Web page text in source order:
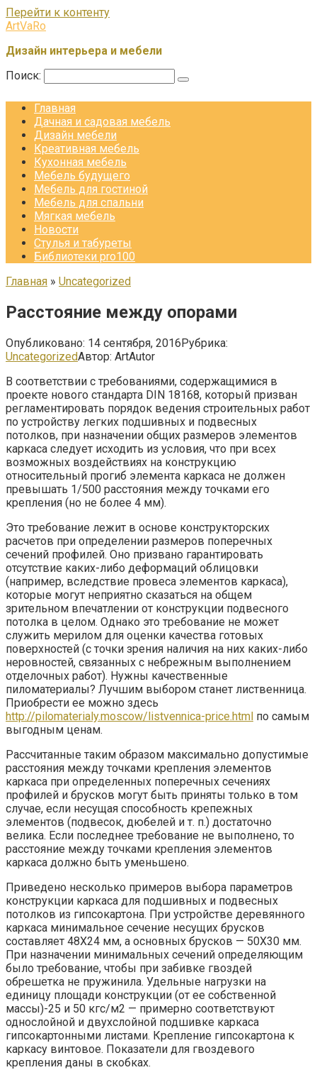
Перейти к контенту
ArtVaRo
Дизайн интерьера и мебели
Поиск:
Главная
Дачная и садовая мебель
Дизайн мебели
Креативная мебель
Кухонная мебель
Мебель будущего
Мебель для гостиной
Мебель для спальни
Мягкая мебель
Новости
Стулья и табуреты
Библиотеки pro100
Главная » Uncategorized
Расстояние между опорами
Опубликовано: 14 сентября, 2016Рубрика:
UncategorizedАвтор: ArtAutor
В соответствии с требованиями, содержащимися в
проекте нового стандарта DIN 18168, который призван
регламентировать порядок ведения строительных работ
по устройству легких подшивных и подвесных
потолков, при назначении общих размеров элементов
каркаса следует исходить из условия, что при всех
возможных воздействиях на конструкцию
относительный прогиб элемента каркаса не должен
превышать 1/500 расстояния между точками его
крепления (но не более 4 мм).
Это требование лежит в основе конструкторских
расчетов при определении размеров поперечных
сечений профилей. Оно призвано гарантировать
отсутствие каких-либо деформаций облицовки
(например, вследствие провеса элементов каркаса),
которые могут неприятно сказаться на общем
зрительном впечатлении от конструкции подвесного
потолка в целом. Однако это требование не может
служить мерилом для оценки качества готовых
поверхностей (с точки зрения наличия на них каких-либо
неровностей, связанных с небрежным выполнением
отделочных работ). Нужны качественные
пиломатериалы? Лучшим выбором станет лиственница.
Приобрести ее можно здесь
http://pilomaterialy.moscow/listvennica-price.html по самым
выгодным ценам.
Рассчитанные таким образом максимально допустимые
расстояния между точками крепления элементов
каркаса при определенных поперечных сечениях
профилей и брусков могут быть приняты только в том
случае, если несущая способность крепежных
элементов (подвесок, дюбелей и т. п.) достаточно
велика. Если последнее требование не выполнено, то
расстояние между точками крепления элементов
каркаса должно быть уменьшено.
Приведено несколько примеров выбора параметров
конструкции каркаса для подшивных и подвесных
потолков из гипсокартона. При устройстве деревянного
каркаса минимальное сечение несущих брусков
составляет 48X24 мм, а основных брусков — 50X30 мм.
При назначении минимальных сечений определяющим
было требование, чтобы при забивке гвоздей
обрешетка не пружинила. Удельные нагрузки на
единицу площади конструкции (от ее собственной
массы)-25 и 50 кгс/м2 — примерно соответствуют
однослойной и двухслойной подшивке каркаса
гипсокартонными листами. Крепление гипсокартона к
каркасу винтовое. Показатели для гвоздевого
крепления даны в скобках.